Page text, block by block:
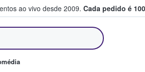
ao vivo desde 2009. Cada pedido é
e vendem bilhetes